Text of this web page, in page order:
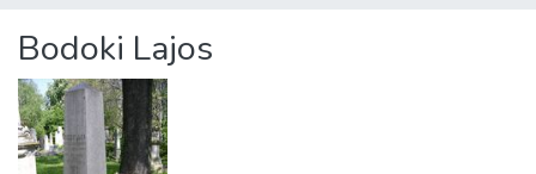
About us
Bodoki Lajos